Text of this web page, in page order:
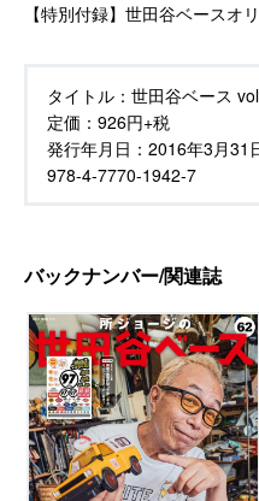
【特別付録】世田谷ベースオ
タイトル： 世田谷ベース
定価： 926円+税
発行年月日： 2016年3月31
978-4-7770-1942-7
バックナンバー/関連誌